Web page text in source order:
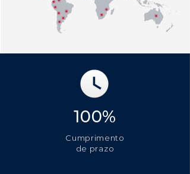
100%
Cumprimento
de prazo